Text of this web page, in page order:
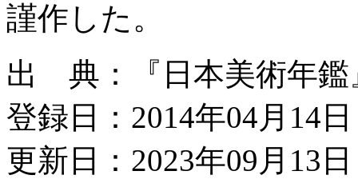
謹作した。
出 典：『日本美術年鑑
登録日：2014年04月14日
更新日：2023年09月13